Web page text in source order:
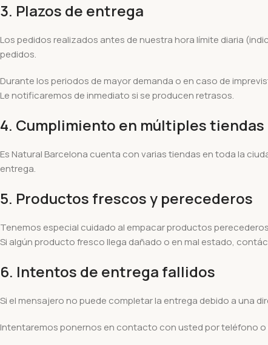
3. Plazos de entrega
Los pedidos realizados antes de nuestra hora límite diaria
pedidos.
Durante los periodos de mayor demanda o en caso de
Le notificaremos de inmediato si se producen retrasos.
4. Cumplimiento en múltiples tiendas
Es Natural Barcelona cuenta con varias tiendas en toda la
entrega.
5. Productos frescos y perecederos
Tenemos especial cuidado al empacar productos
Si algún producto fresco llega dañado o en mal estado,
6. Intentos de entrega fallidos
Si el mensajero no puede completar la entrega debido a una
Intentaremos ponernos en contacto con usted por teléfono